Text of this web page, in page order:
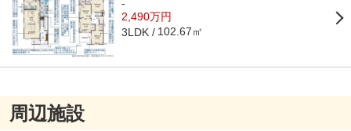
-
2,490万円
3LDK 102.67㎡
周辺施設